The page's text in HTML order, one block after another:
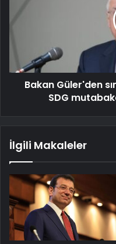
Bakan Güler'den
SDG
İlgili Makaleler